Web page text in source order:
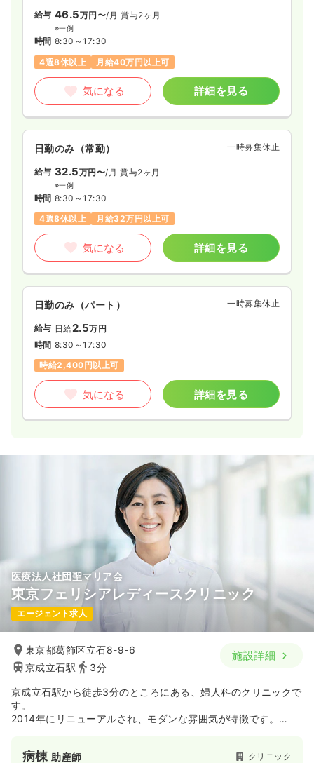
給与 46.5万円〜/月 賞与2ヶ月
※一例
時間 8:30～17:30
4週8休以上
月給40万円以上可
気になる 詳細を見る
日勤のみ（常勤） 一時募集休止
給与 32.5万円〜/月 賞与2ヶ月
※一例
時間 8:30～17:30
4週8休以上
月給32万円以上可
気になる 詳細を見る
日勤のみ（パート） 一時募集休止
給与 日給2.5万円
時間 8:30～17:30
時給2,400円以上可
気になる 詳細を見る
医療法人社団聖マリア会
東京フェリシアレディースクリニック
エージェント求人
東京都葛飾区立石8-9-6
京成立石駅
3分
施設詳細
京成立石駅から徒歩3分のところにある、婦人科のクリニックで
す。
2014年にリニューアルされ、モダンな雰囲気が特徴です。
病棟助産師 クリニック